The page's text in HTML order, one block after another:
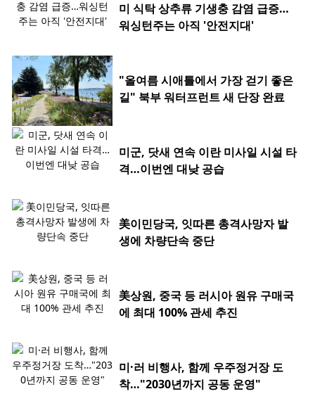
미 식탁 상추류 기생충 감염 급증…
워싱턴주는 아직 '안전지대'
"올여름 시애틀에서 가장 걷기 좋은
길" 북부 워터프런트 새 단장 완료
미군, 닷새 연속 이란 미사일 시설 타
격…이번엔 대낮 공습
美이민당국, 잇따른 총격사망자 발
생에 차량단속 중단
美상원, 중국 등 러시아 원유 구매국
에 최대 100% 관세 추진
미·러 비행사, 함께 우주정거장 도
착…"2030년까지 공동 운영"